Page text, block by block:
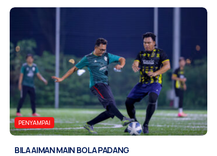
PENYAMPAI
BILA AIMAN MAIN BOLA PADANG